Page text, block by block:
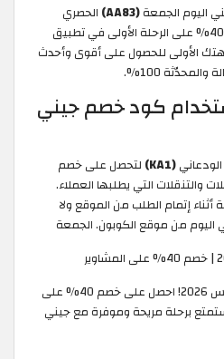
اليوم الجمعة(AA83)
الحصري
لمتابعي منصة تويتر "X" بخصم 40% على الرحلة الأولى في تطبيق
الأولى للحصول على أقوى وأحدث
100%.
كود خصم جيني
(KA1)
لتحصل على خصم
والتنقلات التي يطلبها العملاء.
إتمام الطلب من الموقع ولا
من موقع الكوبون. الجمعة
استفد من عروض جيني أغسطس 2026! احصل على خصم 40% على
برحلة مريحة وموفرة مع جيني